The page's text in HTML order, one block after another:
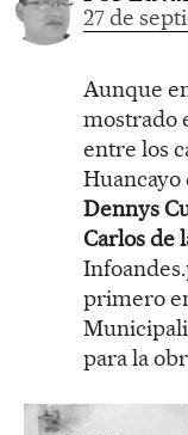
27 de
Aunque
mostrado
entre los
Huancayo
Dennys
Carlos de
primero
para la